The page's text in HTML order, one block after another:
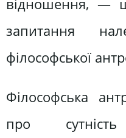
відношення, —
запитання
філософської
Філософська
про